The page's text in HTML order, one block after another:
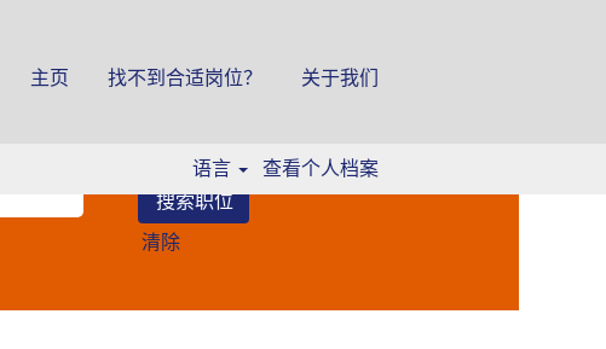
主页 找不到合适岗位？ 关于我们
语言 查看个人档案
清除